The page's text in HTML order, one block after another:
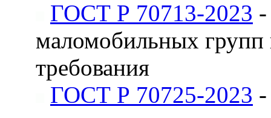
ГОСТ Р 70713-2023
маломобильных
требования
ГОСТ Р 70725-2023